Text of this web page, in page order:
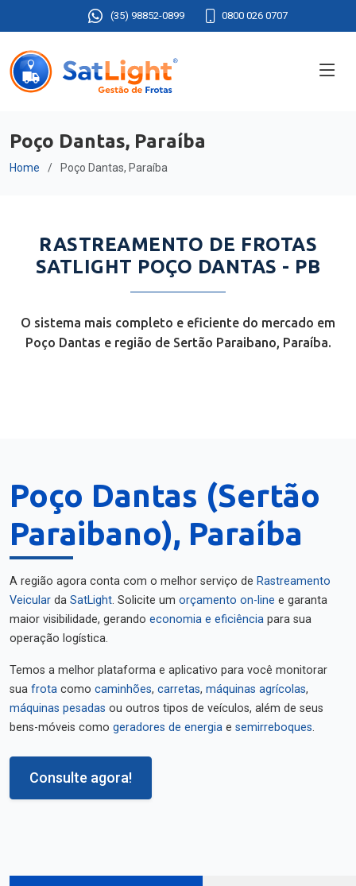
(35) 98852-0899 0800 026 0707
Poço Dantas, Paraíba
Home Poço Dantas, Paraíba
RASTREAMENTO DE FROTAS
SATLIGHT POÇO DANTAS - PB
O sistema mais completo e eficiente do mercado em
Poço Dantas e região de Sertão Paraibano, Paraíba.
Poço Dantas (Sertão
Paraibano), Paraíba
A região agora conta com o melhor serviço de Rastreamento
Veicular da SatLight. Solicite um orçamento on-line e garanta
maior visibilidade, gerando economia e eficiência para sua
operação logística.
Temos a melhor plataforma e aplicativo para você monitorar
sua frota como caminhões, carretas, máquinas agrícolas,
máquinas pesadas ou outros tipos de veículos, além de seus
bens-móveis como geradores de energia e semirreboques.
Consulte agora!